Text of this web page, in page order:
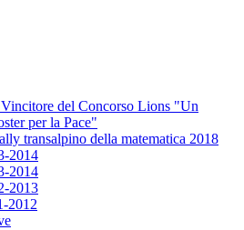
del Concorso Lions "Un
per la Pace"
transalpino della matematica 2018
2014
2014
2013
2012